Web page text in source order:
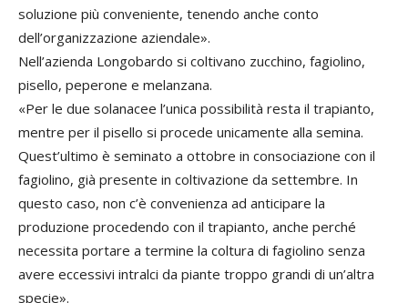
soluzione più conveniente, tenendo anche conto
dell’organizzazione aziendale».
Nell’azienda Longobardo si coltivano zucchino, fagiolino,
pisello, peperone e melanzana.
«Per le due solanacee l’unica possibilità resta il trapianto,
mentre per il pisello si procede unicamente alla semina.
Quest’ultimo è seminato a ottobre in consociazione con il
fagiolino, già presente in coltivazione da settembre. In
questo caso, non c’è convenienza ad anticipare la
produzione procedendo con il trapianto, anche perché
necessita portare a termine la coltura di fagiolino senza
avere eccessivi intralci da piante troppo grandi di un’altra
specie».